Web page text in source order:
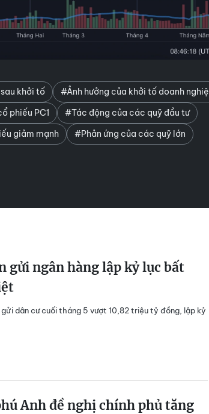
khởi tố
#Ảnh hưởng của khởi tố doanh
phiếu PC1
#Tác động của các quỹ đầu tư
giảm mạnh
#Phản ứng của các quỹ lớn
gửi ngân hàng lập kỷ lục bất
dân cư cuối tháng 5 vượt 10,82 triệu tỷ đồng, lập kỷ
Anh đề nghị chính phủ tăng